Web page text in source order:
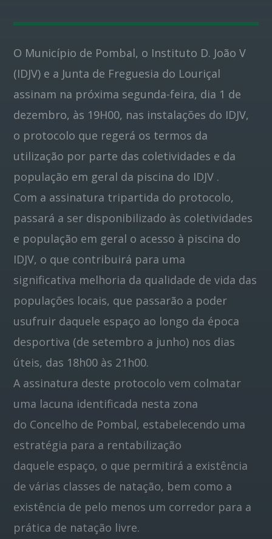
O Município de Pombal, o Instituto D. João V
(IDJV) e a Junta de Freguesia do Louriçal
assinam na próxima segunda-feira, dia 1 de
dezembro, às 19H00, nas instalações do IDJV,
o protocolo que regerá os termos da
utilização por parte das coletividades e da
população em geral da piscina do IDJV .
Com a assinatura tripartida do protocolo,
passará a ser disponibilizado às coletividades
e população em geral o acesso à piscina do
IDJV, o que contribuirá para uma
significativa melhoria da qualidade de vida das
populações locais, que passarão a poder
usufruir daquele espaço ao longo da época
desportiva (de setembro a junho) nos dias
úteis, das 18h00 às 21h00.
A assinatura deste protocolo vem colmatar
uma lacuna identificada nesta zona
do Concelho de Pombal, estabelecendo uma
estratégia para a rentabilização
daquele espaço, o que permitirá a existência
de várias classes de natação, bem como a
existência de pelo menos um corredor para a
prática de natação livre.